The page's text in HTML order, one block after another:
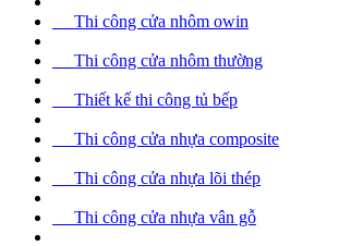
Thi công cửa nhôm owin
Thi công cửa nhôm thường
Thiết kế thi công tủ bếp
Thi công cửa nhựa composite
Thi công cửa nhựa lõi thép
Thi công cửa nhựa vân gỗ